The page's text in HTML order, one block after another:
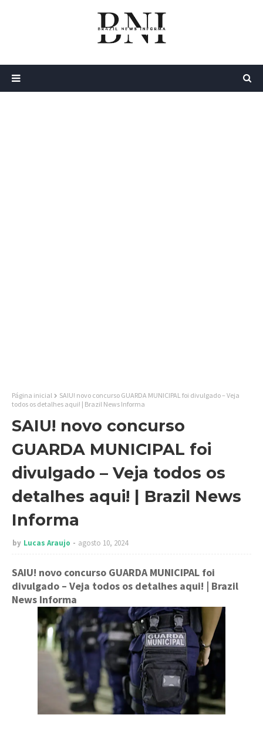
Página inicial
SAIU! novo concurso GUARDA MUNICIPAL foi divulgado – Veja
todos os detalhes aqui! | Brazil News Informa
SAIU! novo concurso
GUARDA MUNICIPAL foi
divulgado – Veja todos os
detalhes aqui! | Brazil News
Informa
by Lucas Araujo agosto 10, 2024
SAIU! novo concurso GUARDA MUNICIPAL foi
divulgado – Veja todos os detalhes aqui! | Brazil
News Informa